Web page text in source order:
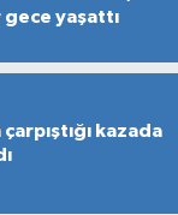
yaşattı
kazada